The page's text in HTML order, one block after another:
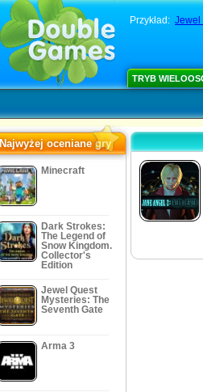
Przykład: Jewel
TRYB
Najwyżej oceniane gry
Minecraft
Dark Strokes:
The Legend of
Snow Kingdom.
Collector's
Edition
Jewel Quest
Mysteries: The
Seventh Gate
Arma 3